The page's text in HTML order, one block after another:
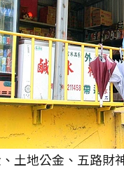
土地公金、五路財